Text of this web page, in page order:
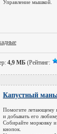
Управление мышкой.
4,9 МБ (Рейтинг:
Капустный
Помогите летающему
и добывать его
Собирайте морковку
кнопок.